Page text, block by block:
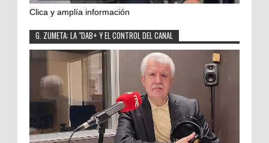
Clica y amplía información
G. ZUMETA: LA "DAB+ Y EL CONTROL DEL CANAL